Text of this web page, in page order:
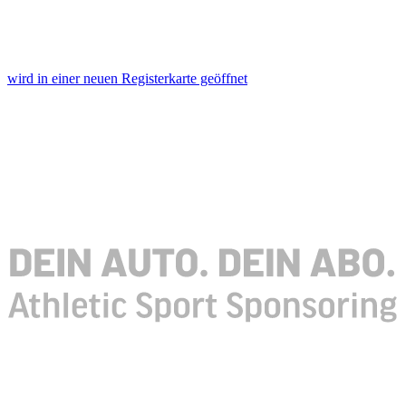
wird in einer neuen Registerkarte geöffnet